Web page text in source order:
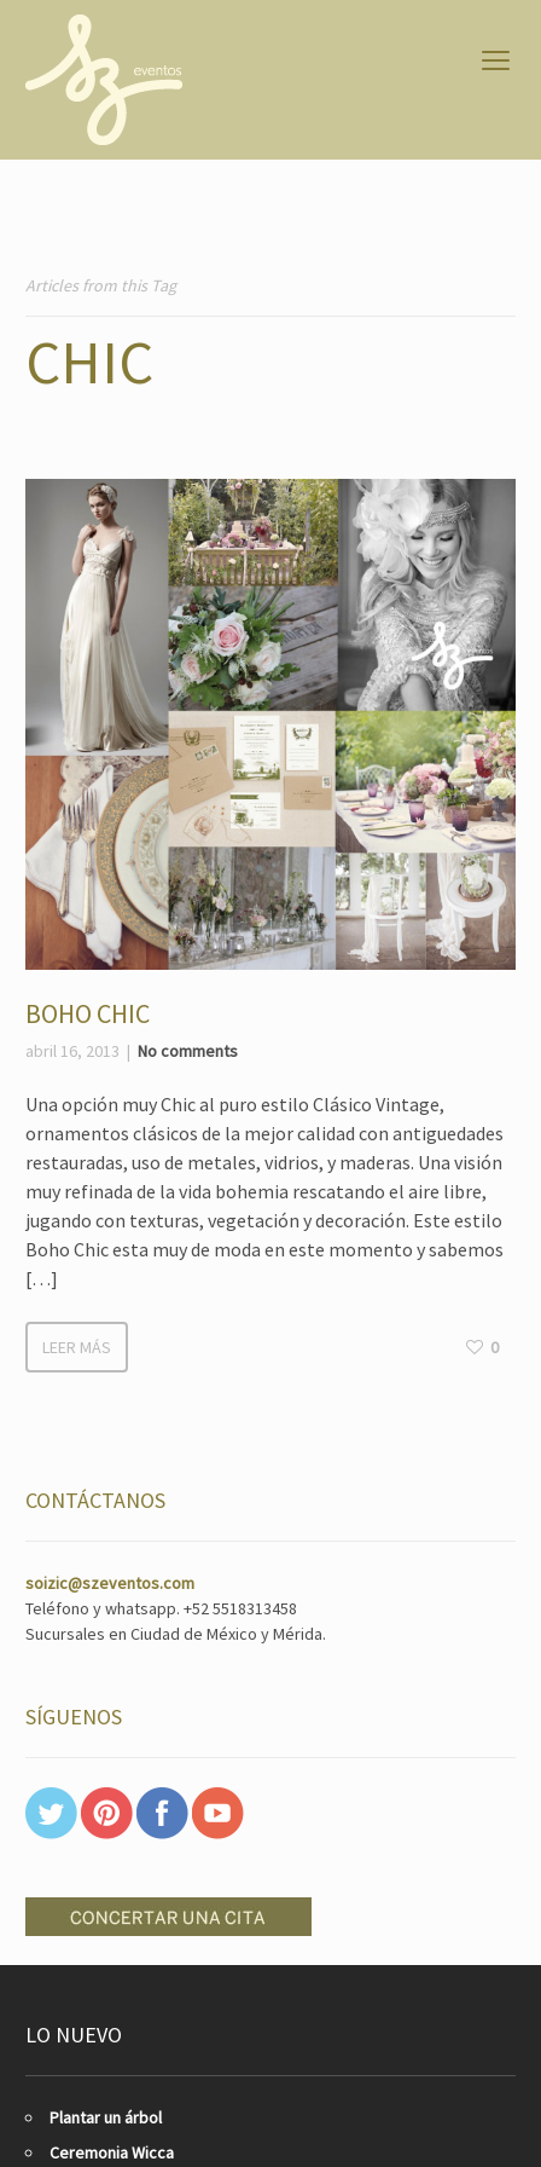
Articles from this Tag
CHIC
BOHO CHIC
abril 16, 2013 No comments
Una opción muy Chic al puro estilo Clásico Vintage,
ornamentos clásicos de la mejor calidad con antiguedades
restauradas, uso de metales, vidrios, y maderas. Una visión
muy refinada de la vida bohemia rescatando el aire libre,
jugando con texturas, vegetación y decoración. Este estilo
Boho Chic esta muy de moda en este momento y sabemos
[…]
LEER MÁS 0
CONTÁCTANOS
soizic@szeventos.com
Teléfono y whatsapp. +52 5518313458
Sucursales en Ciudad de México y Mérida.
SÍGUENOS
LO NUEVO
Plantar un árbol
Ceremonia Wicca